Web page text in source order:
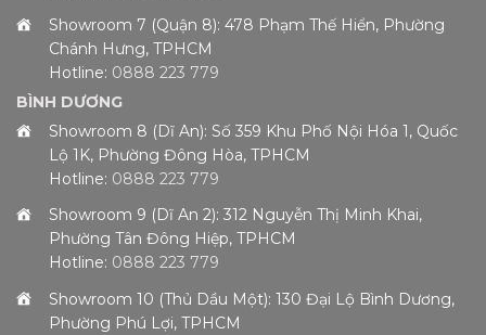
Showroom 7 (Quận 8): 478 Phạm Thế Hiển, Phường
Chánh Hưng, TPHCM
Hotline: 0888 223 779
BÌNH DƯƠNG
Showroom 8 (Dĩ An): Số 359 Khu Phố Nội Hóa 1, Quốc
Lộ 1K, Phường Đông Hòa, TPHCM
Hotline: 0888 223 779
Showroom 9 (Dĩ An 2): 312 Nguyễn Thị Minh Khai,
Phường Tân Đông Hiệp, TPHCM
Hotline: 0888 223 779
Showroom 10 (Thủ Dầu Một): 130 Đại Lộ Bình Dương,
Phường Phú Lợi, TPHCM